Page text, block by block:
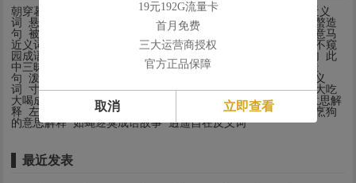
朝穿暮塞成语故事 烽鼓不息近义词 残杯冷炙造句
臼杵之交近义
词
悬梁刺股反义词 苦尽甜来反义词 可想而知近义词
把酒持螯造
句
被褐怀玉造句 耳食不化的意思解释
心猿意马
近义词
疏而不漏造句 雕虫小技成语故事
目不窥
园成语故事
海阔天空成语故事 不值一顾反义词 北斗之尊造句
此
中三昧近义词
负债累累的意思解释 向隅而泣造句
形单影只造
句
泼天冤枉近义词
含苞欲放近义
词
寸指测渊的意思解释 薄物细故成语故事 上梁不正下梁歪 大吃
大喝成语故事
謷牙诘屈成语故事 查无实据造句 口角流涎的意思解
释
左道旁门反义词 闇室不欺反义词 买牛卖剑成语故事
藏弓烹狗
的意思解释 如蝇逐臭成语故事 逍遥自在反义词
最近发表
19元192G流量卡
首月免费
三大运营商授权
官方正品保障
取消 立即查看